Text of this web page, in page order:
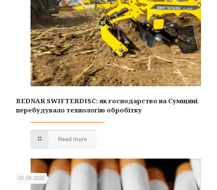
BEDNAR SWIFTERDISC: як господарство на Сумщині
перебудувало технологію обробітку
Read more
01.04.2026